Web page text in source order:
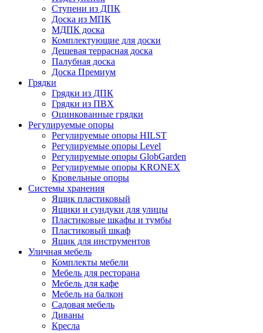
Ступени из ДПК
Доска из МПК
МДПК доска
Комплектующие для доски
Дешевая террасная доска
Палубная доска
Доска Премиум
Грядки
Грядки из ДПК
Грядки из ПВХ
Оцинкованные грядки
Регулируемые опоры
Регулируемые опоры HILST
Регулируемые опоры Level
Регулируемые опоры GlobGarden
Регулируемые опоры KRONEX
Кровельные опоры
Системы хранения
Ящик пластиковый
Ящики и сундуки для улицы
Пластиковые шкафы и тумбы
Пластиковый шкаф
Ящик для инструментов
Уличная мебель
Комплекты мебели
Мебель для ресторана
Мебель для кафе
Мебель на балкон
Садовая мебель
Диваны
Кресла